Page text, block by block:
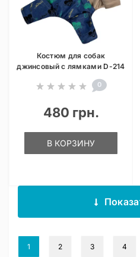
Костюм для собак
джинсовый с лямками D-214
0
480 грн.
В КОРЗИНУ
1 2 3 4